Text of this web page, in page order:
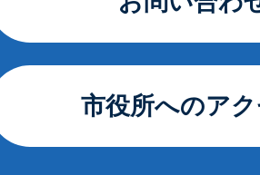
市役所へのア